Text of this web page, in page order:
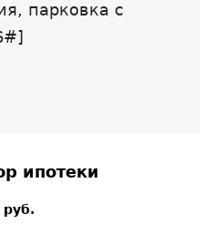
парковка с
ипотеки